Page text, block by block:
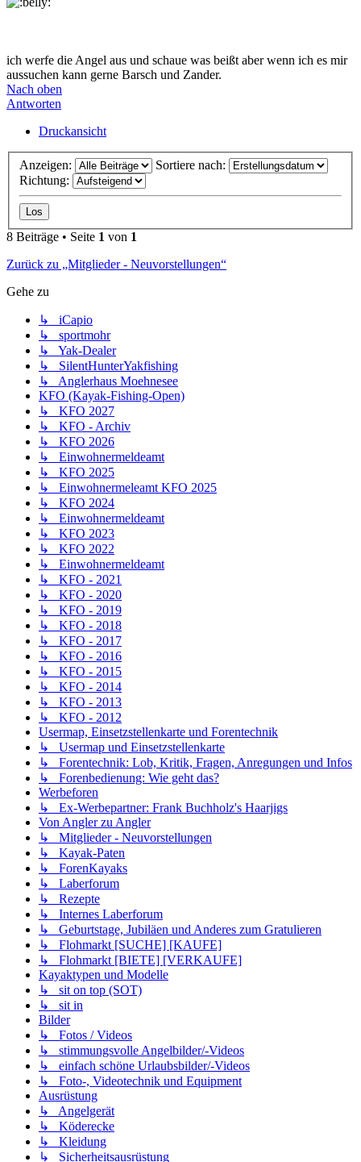
ich werfe die Angel aus und schaue was beißt aber wenn ich es mir
aussuchen kann gerne Barsch und Zander.
Nach oben
Antworten
Druckansicht
Anzeigen:
Sortiere nach:
Richtung:
8 Beiträge • Seite 1 von 1
Zurück zu „Mitglieder - Neuvorstellungen“
Gehe zu
↳ iCapio
↳ sportmohr
↳ Yak-Dealer
↳ SilentHunterYakfishing
↳ Anglerhaus Moehnesee
KFO (Kayak-Fishing-Open)
↳ KFO 2027
↳ KFO - Archiv
↳ KFO 2026
↳ Einwohnermeldeamt
↳ KFO 2025
↳ Einwohnermeleamt KFO 2025
↳ KFO 2024
↳ Einwohnermeldeamt
↳ KFO 2023
↳ KFO 2022
↳ Einwohnermeldeamt
↳ KFO - 2021
↳ KFO - 2020
↳ KFO - 2019
↳ KFO - 2018
↳ KFO - 2017
↳ KFO - 2016
↳ KFO - 2015
↳ KFO - 2014
↳ KFO - 2013
↳ KFO - 2012
Usermap, Einsetzstellenkarte und Forentechnik
↳ Usermap und Einsetzstellenkarte
↳ Forentechnik: Lob, Kritik, Fragen, Anregungen und Infos
↳ Forenbedienung: Wie geht das?
Werbeforen
↳ Ex-Werbepartner: Frank Buchholz's Haarjigs
Von Angler zu Angler
↳ Mitglieder - Neuvorstellungen
↳ Kayak-Paten
↳ ForenKayaks
↳ Laberforum
↳ Rezepte
↳ Internes Laberforum
↳ Geburtstage, Jubiläen und Anderes zum Gratulieren
↳ Flohmarkt [SUCHE] [KAUFE]
↳ Flohmarkt [BIETE] [VERKAUFE]
Kayaktypen und Modelle
↳ sit on top (SOT)
↳ sit in
Bilder
↳ Fotos / Videos
↳ stimmungsvolle Angelbilder/-Videos
↳ einfach schöne Urlaubsbilder/-Videos
↳ Foto-, Videotechnik und Equipment
Ausrüstung
↳ Angelgerät
↳ Köderecke
↳ Kleidung
↳ Sicherheitsausrüstung